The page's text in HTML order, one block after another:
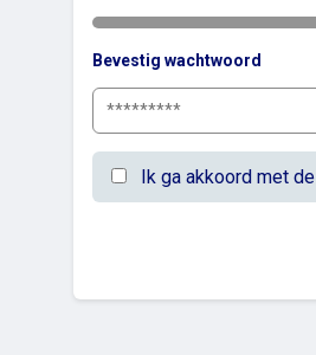
Bevestig wachtwoord
Ik ga akkoord met de